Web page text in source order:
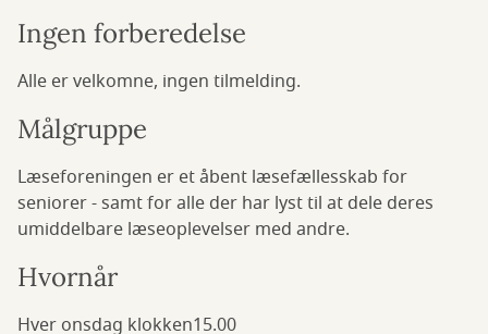
Ingen forberedelse
Alle er velkomne, ingen tilmelding.
Målgruppe
Læseforeningen er et åbent læsefællesskab for
seniorer - samt for alle der har lyst til at dele deres
umiddelbare læseoplevelser med andre.
Hvornår
Hver onsdag klokken15.00